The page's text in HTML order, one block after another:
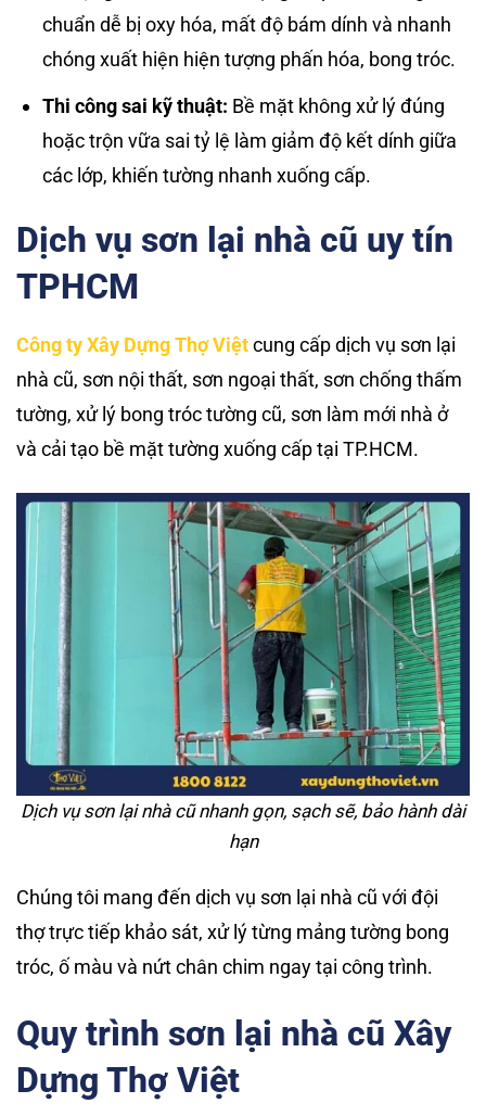
chuẩn dễ bị oxy hóa, mất độ bám dính và nhanh
chóng xuất hiện hiện tượng phấn hóa, bong tróc.
Thi công sai kỹ thuật: Bề mặt không xử lý đúng
hoặc trộn vữa sai tỷ lệ làm giảm độ kết dính giữa
các lớp, khiến tường nhanh xuống cấp.
Dịch vụ sơn lại nhà cũ uy tín
TPHCM
Công ty Xây Dựng Thợ Việtcung cấp dịch vụ sơn lại
nhà cũ, sơn nội thất, sơn ngoại thất, sơn chống thấm
tường, xử lý bong tróc tường cũ, sơn làm mới nhà ở
và cải tạo bề mặt tường xuống cấp tại TP.HCM.
Dịch vụ sơn lại nhà cũ nhanh gọn, sạch sẽ, bảo hành dài
hạn
Chúng tôi mang đến dịch vụ sơn lại nhà cũ với đội
thợ trực tiếp khảo sát, xử lý từng mảng tường bong
tróc, ố màu và nứt chân chim ngay tại công trình.
Quy trình sơn lại nhà cũ Xây
Dựng Thợ Việt